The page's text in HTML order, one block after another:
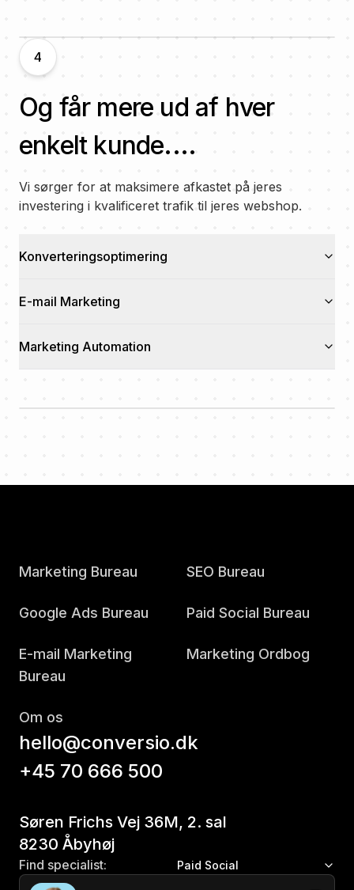
4
Og får mere ud af hver
enkelt kunde....
Vi sørger for at maksimere afkastet på jeres
investering i kvalificeret trafik til jeres webshop.
Konverteringsoptimering
E-mail Marketing
Marketing Automation
Marketing Bureau SEO Bureau
Google Ads Bureau Paid Social Bureau
E-mail Marketing
Bureau
Marketing Ordbog
Om os
hello@conversio.dk
+45 70 666 500
Søren Frichs Vej 36M, 2. sal
8230 Åbyhøj
Find specialist: Paid Social